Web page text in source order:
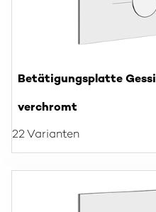
Betätigungsplatte Gessi
verchromt
22 Varianten